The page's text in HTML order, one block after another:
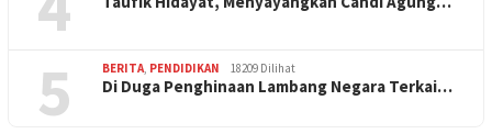
5 BERITA PENDIDIKAN 18209 Dilihat
Di Duga Penghinaan Lambang Negara Terkai…